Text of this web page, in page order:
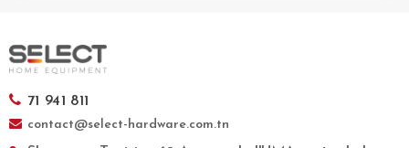
71 941 811
contact@select-hardware.com.tn